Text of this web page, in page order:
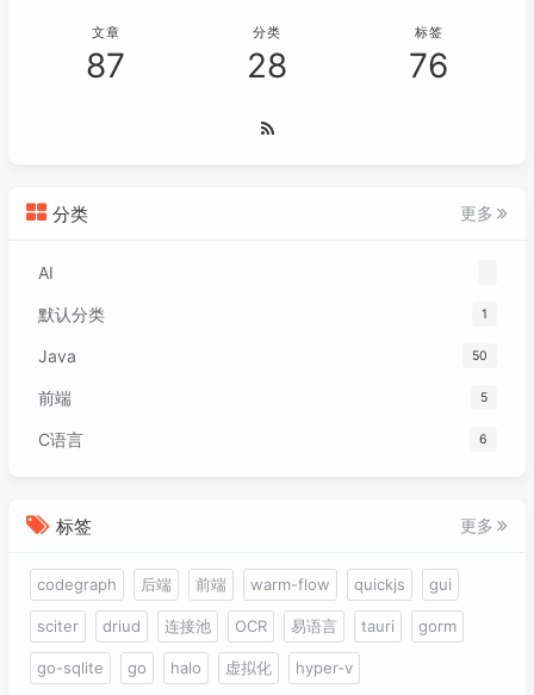
文章
87
分类
28
标签
76
分类 更多
AI
默认分类 1
Java 50
前端 5
C语言 6
标签 更多
codegraph 后端 前端 warm-flow quickjs gui
sciter driud 连接池 OCR 易语言 tauri gorm
go-sqlite go halo 虚拟化 hyper-v